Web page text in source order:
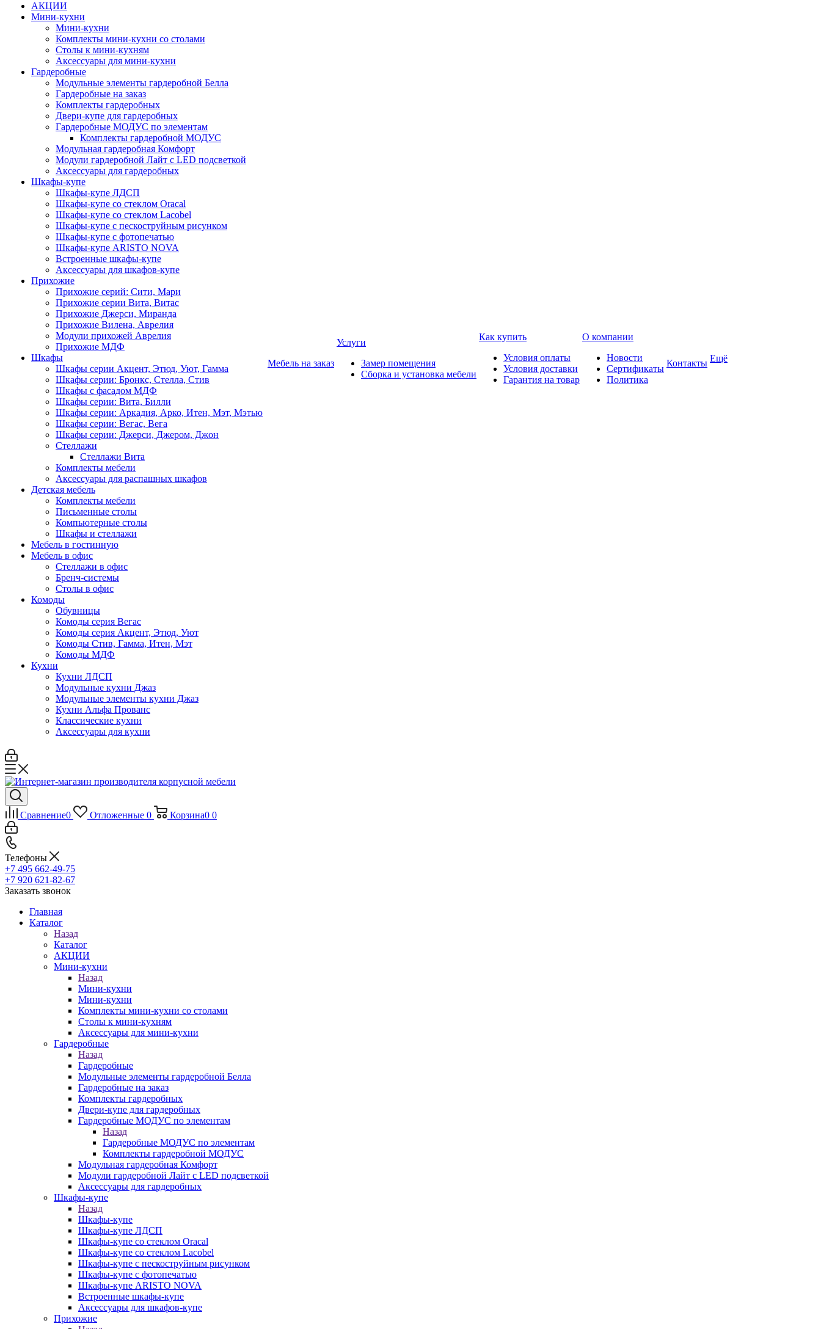
АКЦИИ
Мини-кухни
Мини-кухни
Комплекты мини-кухни со столами
Столы к мини-кухням
Аксессуары для мини-кухни
Гардеробные
Модульные элементы гардеробной Белла
Гардеробные на заказ
Комплекты гардеробных
Двери-купе для гардеробных
Гардеробные МОДУС по элементам
Комплекты гардеробной МОДУС
Модульная гардеробная Комфорт
Модули гардеробной Лайт с LED подсветкой
Аксессуары для гардеробных
Шкафы-купе
Шкафы-купе ЛДСП
Шкафы-купе со стеклом Oracal
Шкафы-купе со стеклом Lacobel
Шкафы-купе с пескоструйным рисунком
Шкафы-купе с фотопечатью
Шкафы-купе ARISTO NOVA
Встроенные шкафы-купе
Аксессуары для шкафов-купе
Прихожие
Прихожие серий: Сити, Мари
Прихожие серии Вита, Витас
Прихожие Джерси, Миранда
Прихожие Вилена, Аврелия
Модули прихожей Аврелия
Прихожие МДФ
Шкафы
Шкафы серии Акцент, Этюд, Уют, Гамма
Шкафы серии: Бронкс, Стелла, Стив
Шкафы с фасадом МДФ
Шкафы серии: Вита, Билли
Шкафы серии: Аркадия, Арко, Итен, Мэт, Мэтью
Шкафы серии: Вегас, Вега
Шкафы серии: Джерси, Джером, Джон
Стеллажи
Стеллажи Вита
Комплекты мебели
Аксессуары для распашных шкафов
Детская мебель
Комплекты мебели
Письменные столы
Компьютерные столы
Шкафы и стеллажи
Мебель в гостинную
Мебель в офис
Стеллажи в офис
Бренч-системы
Столы в офис
Комоды
Обувницы
Комоды серия Вегас
Комоды серия Акцент, Этюд, Уют
Комоды Стив, Гамма, Итен, Мэт
Комоды МДФ
Кухни
Кухни ЛДСП
Модульные кухни Джаз
Модульные элементы кухни Джаз
Кухни Альфа Прованс
Классические кухни
Аксессуары для кухни
Мебель на заказ
Услуги
Замер помещения
Сборка и установка мебели
Как купить
Условия оплаты
Условия доставки
Гарантия на товар
О компании
Новости
Сертификаты
Политика
Контакты Ещё
Сравнение0 Отложенные 0 Корзина0 0
Телефоны
+7 495 662-49-75
+7 920 621-82-67
Заказать звонок
Главная
Каталог
Назад
Каталог
АКЦИИ
Мини-кухни
Назад
Мини-кухни
Мини-кухни
Комплекты мини-кухни со столами
Столы к мини-кухням
Аксессуары для мини-кухни
Гардеробные
Назад
Гардеробные
Модульные элементы гардеробной Белла
Гардеробные на заказ
Комплекты гардеробных
Двери-купе для гардеробных
Гардеробные МОДУС по элементам
Назад
Гардеробные МОДУС по элементам
Комплекты гардеробной МОДУС
Модульная гардеробная Комфорт
Модули гардеробной Лайт с LED подсветкой
Аксессуары для гардеробных
Шкафы-купе
Назад
Шкафы-купе
Шкафы-купе ЛДСП
Шкафы-купе со стеклом Oracal
Шкафы-купе со стеклом Lacobel
Шкафы-купе с пескоструйным рисунком
Шкафы-купе с фотопечатью
Шкафы-купе ARISTO NOVA
Встроенные шкафы-купе
Аксессуары для шкафов-купе
Прихожие